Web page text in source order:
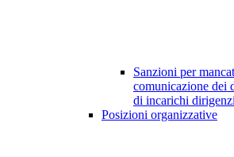
Sanzioni per
comunicazione dei
di incarichi
Posizioni organizzative